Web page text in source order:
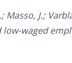
Masso, J.;
low-waged